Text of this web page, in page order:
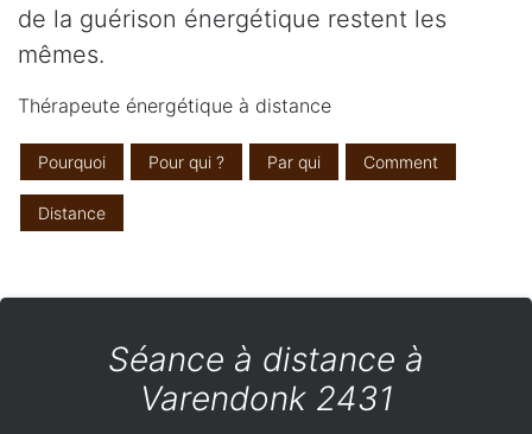
de la guérison énergétique restent les
mêmes.
Thérapeute énergétique à distance
Pourquoi Pour qui ? Par qui Comment
Distance
Séance à distance à
Varendonk 2431